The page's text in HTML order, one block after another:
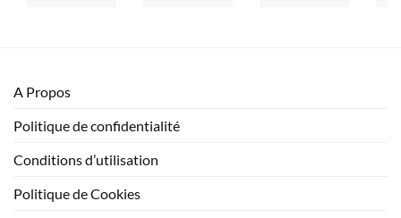
A Propos
Politique de confidentialité
Conditions d’utilisation
Politique de Cookies